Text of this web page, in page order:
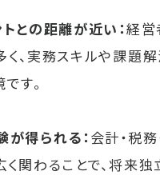
との距離が近い：経営
く、実務スキルや課題
す。
得られる：会計・税務
く関わることで、将来